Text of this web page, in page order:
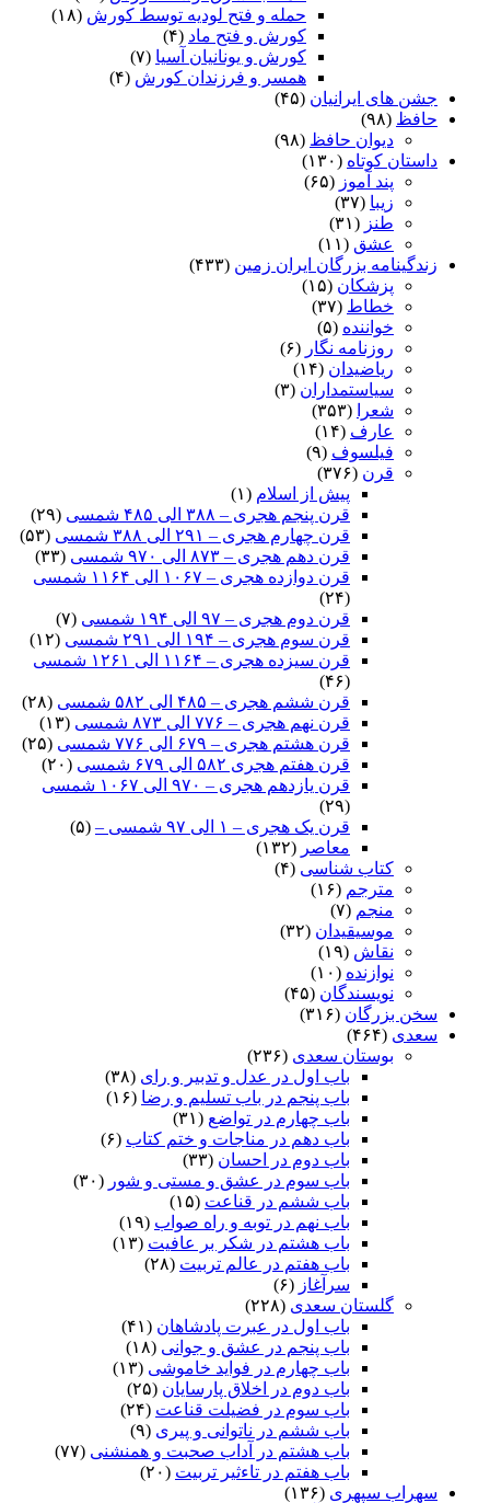
حمله و فتح لودیه توسط کورش (۱۸)
کورش و فتح ماد (۴)
کورش و یونانیان آسیا (۷)
همسر و فرزندان کورش (۴)
جشن های ایرانیان (۴۵)
حافظ (۹۸)
دیوان حافظ (۹۸)
داستان کوتاه (۱۳۰)
پند آموز (۶۵)
زیبا (۳۷)
طنز (۳۱)
عشق (۱۱)
زندگینامه بزرگان ایران زمین (۴۳۳)
پزشکان (۱۵)
خطاط (۳۷)
خواننده (۵)
روزنامه نگار (۶)
ریاضیدان (۱۴)
سیاستمداران (۳)
شعرا
(۳۵۳)
عارف (۱۴)
فیلسوف (۹)
قرن (۳۷۶)
پیش از اسلام (۱)
قرن پنجم هجری – ۳۸۸ الی ۴۸۵ شمسی
(۲۹)
قرن چهارم هجری – ۲۹۱ الی ۳۸۸ شمسی
(۵۳)
قرن دهم هجری – ۸۷۳ الی ۹۷۰ شمسی
(۳۳)
قرن دوازده هجری – ۱۰۶۷ الی ۱۱۶۴ شمسی
(۲۴)
قرن دوم هجری – ۹۷ الی ۱۹۴ شمسی
(۷)
قرن سوم هجری – ۱۹۴ الی ۲۹۱ شمسی
(۱۲)
قرن سیزده هجری – ۱۱۶۴ الی ۱۲۶۱ شمسی
(۴۶)
قرن ششم هجری – ۴۸۵ الی ۵۸۲ شمسی
(۲۸)
قرن نهم هجری – ۷۷۶ الی ۸۷۳ شمسی
(۱۳)
قرن هشتم هجری – ۶۷۹ الی ۷۷۶ شمسی
(۲۵)
قرن هفتم هجری ۵۸۲ الی ۶۷۹ شمسی
(۲۰)
قرن یازدهم هجری – ۹۷۰ الی ۱۰۶۷ شمسی
(۲۹)
قرن یک هجری – ۱ الی ۹۷ شمسی –
(۵)
معاصر (۱۳۲)
کتاب شناسی (۴)
مترجم (۱۶)
منجم (۷)
موسیقیدان (۳۲)
نقاش (۱۹)
نوازنده (۱۰)
نویسندگان (۴۵)
سخن بزرگان (۳۱۶)
سعدی (۴۶۴)
بوستان سعدی (۲۳۶)
باب اول در عدل و تدبیر و رای (۳۸)
باب پنجم در باب تسلیم و رضا (۱۶)
باب چهارم در تواضع (۳۱)
باب دهم در مناجات و ختم کتاب (۶)
باب دوم در احسان (۳۳)
باب سوم در عشق و مستی و شور (۳۰)
باب ششم در قناعت (۱۵)
باب نهم در توبه و راه صواب (۱۹)
باب هشتم در شکر بر عافیت (۱۳)
باب هفتم در عالم تربیت (۲۸)
سرآغاز (۶)
گلستان سعدی (۲۲۸)
باب اول در عبرت پادشاهان (۴۱)
باب پنجم در عشق و جوانى (۱۸)
باب چهارم در فواید خاموشى (۱۳)
باب دوم در اخلاق پارسایان (۲۵)
باب سوم در فضیلت قناعت (۲۴)
باب ششم در ناتوانى و پیرى (۹)
باب هشتم در آداب صحبت و همنشنى (۷۷)
باب هفتم در تاءثیر تربیت (۲۰)
سهراب سپهری (۱۳۶)